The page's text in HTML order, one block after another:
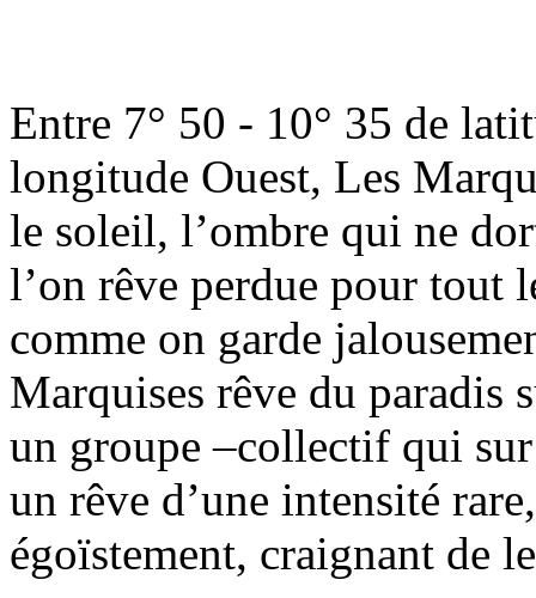
Entre 7° 50 - 10° 35 de
longitude Ouest, Les
le soleil, l’ombre qui ne
l’on rêve perdue pour tout
comme on garde
Marquises rêve du paradis
un groupe –collectif qui
un rêve d’une intensité
égoïstement, craignant de